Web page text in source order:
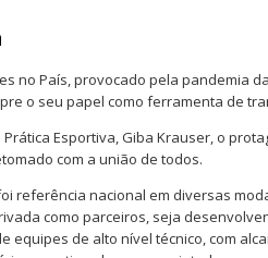
no País, provocado pela pandemia
o seu papel como ferramenta de
Esportiva, Giba Krauser, o
com a união de todos.
referência nacional em diversas
como parceiros, seja
equipes de alto nível técnico, com